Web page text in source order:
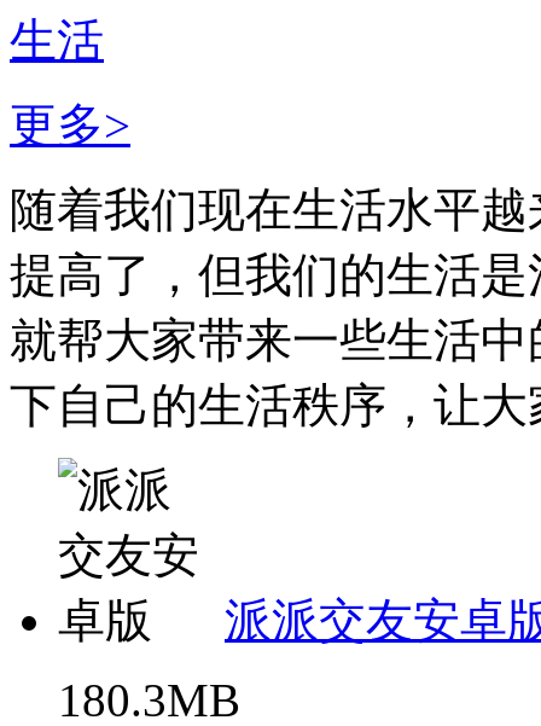
生活
更多>
随着我们现在生活水平
提高了，但我们的生活
就帮大家带来一些生活
下自己的生活秩序，让
派派交友安卓
180.3MB